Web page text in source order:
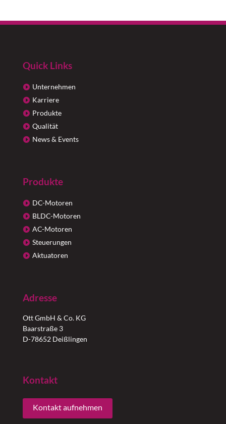
Quick Links
Unternehmen
Karriere
Produkte
Qualität
News & Events
Produkte
DC-Motoren
BLDC-Motoren
AC-Motoren
Steuerungen
Aktuatoren
Adresse
Ott GmbH & Co. KG
Baarstraße 3
D-78652 Deißlingen
Kontakt
Kontakt aufnehmen